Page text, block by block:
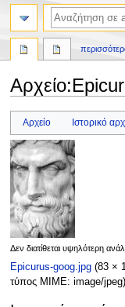
Αρχείο:
Πήδηση
πλοήγηση
Πήδηση
αναζήτηση
Αρχείο Ιστορικό
Δεν διατίθεται υψηλότερη
Epicurus-goog.jpg (83 ×
τύπος MIME: image/jpeg)
αναζήτηση